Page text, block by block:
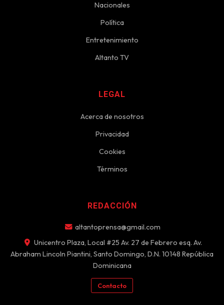
Nacionales
Política
Entretenimiento
Altanto TV
LEGAL
Acerca de nosotros
Privacidad
Cookies
Términos
REDACCIÓN
altantoprensa@gmail.com
Unicentro Plaza, Local #25 Av. 27 de Febrero esq. Av.
Abraham Lincoln Piantini, Santo Domingo, D.N. 10148 República
Dominicana
Contacto